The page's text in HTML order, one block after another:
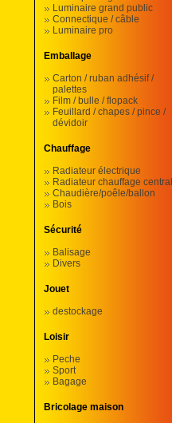
Luminaire grand public
Connectique / câble
Luminaire pro
Emballage
Carton / ruban adhésif /
palettes
Film / bulle / flopack
Feuillard / chapes / pince /
dévidoir
Chauffage
Radiateur électrique
Radiateur chauffage central
Chaudière/poêle/ballon
Bois
Sécurité
Balisage
Divers
Jouet
destockage
Loisir
Peche
Sport
Bagage
Bricolage maison